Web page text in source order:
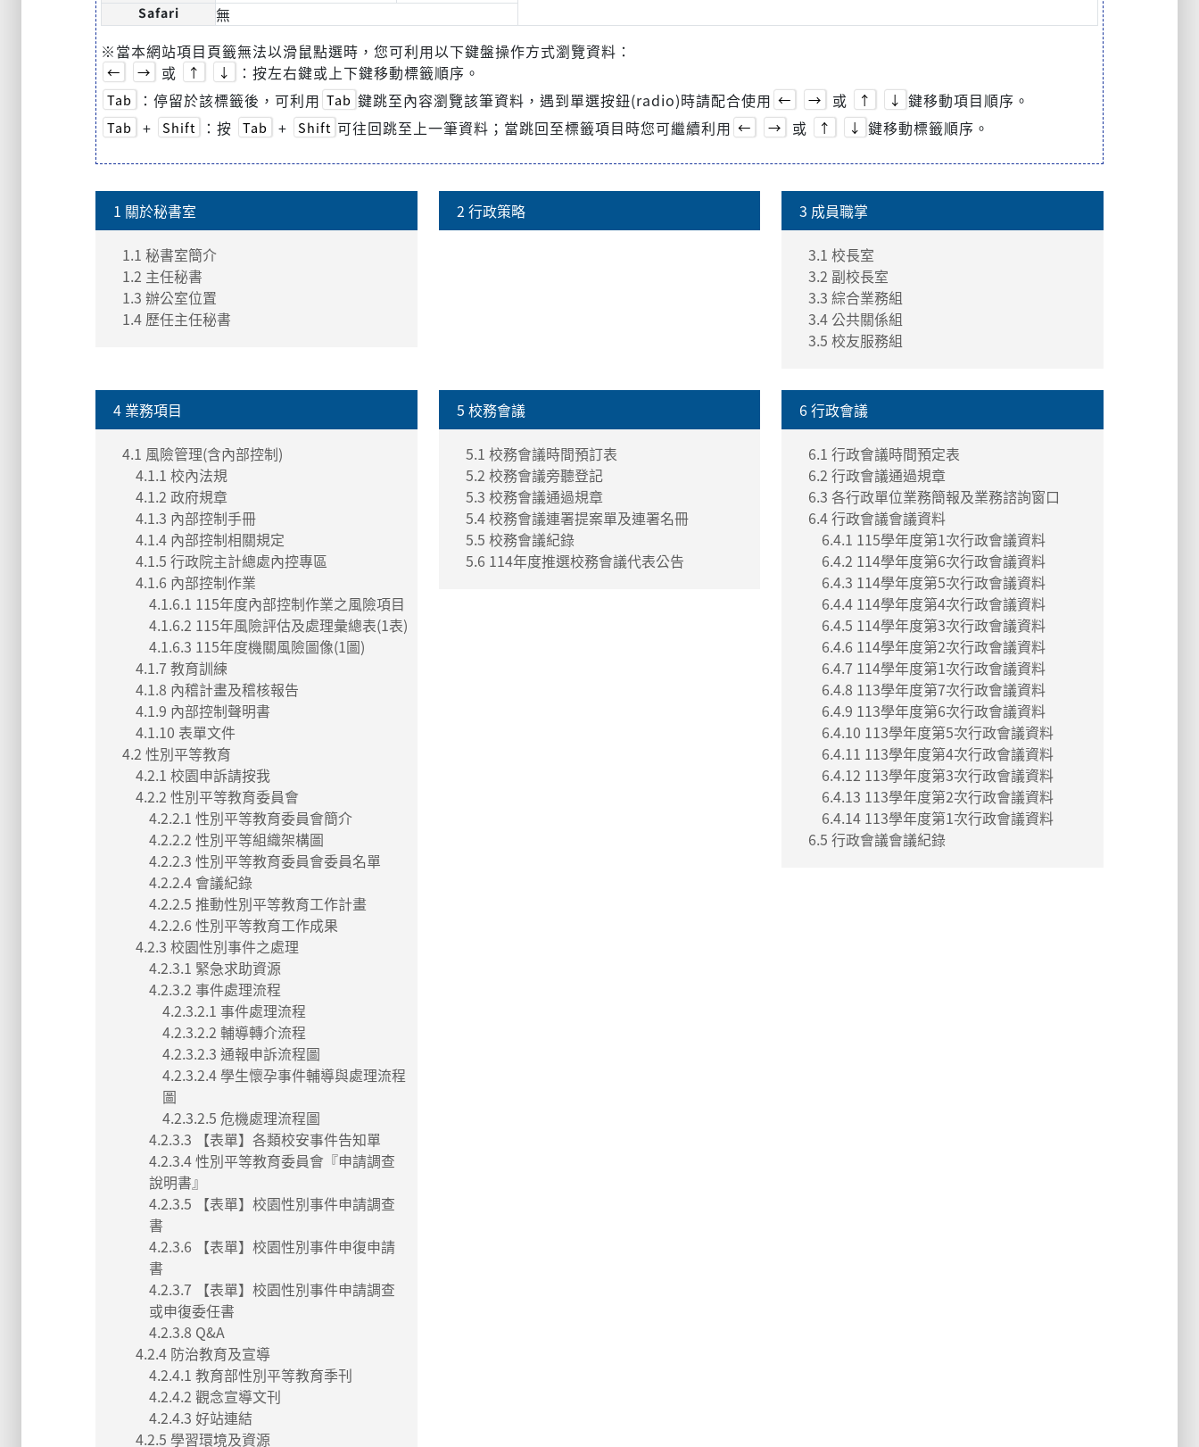
Safari
無
※當本網站項目頁籤無法以滑鼠點選時，您可利用以下鍵盤操作方式瀏覽資料：
← → 或 ↑ ↓ ：按左右鍵或上下鍵移動標籤順序。
Tab ：停留於該標籤後，可利用 Tab 鍵跳至內容瀏覽該筆資料，遇到單選按鈕(radio)時請配合使用 ← → 或 ↑ ↓ 鍵移動項目順序。
Tab + Shift ：按 Tab + Shift 可往回跳至上一筆資料；當跳回至標籤項目時您可繼續利用 ← → 或 ↑ ↓ 鍵移動標籤順序。
1 關於秘書室
1.1 秘書室簡介
1.2 主任秘書
1.3 辦公室位置
1.4 歷任主任秘書
2 行政策略 3 成員職掌
3.1 校長室
3.2 副校長室
3.3 綜合業務組
3.4 公共關係組
3.5 校友服務組
4 業務項目
4.1 風險管理(含內部控制)
4.1.1 校內法規
4.1.2 政府規章
4.1.3 內部控制手冊
4.1.4 內部控制相關規定
4.1.5 行政院主計總處內控專區
4.1.6 內部控制作業
4.1.6.1 115年度內部控制作業之風險項目
4.1.6.2 115年風險評估及處理彙總表(1表)
4.1.6.3 115年度機關風險圖像(1圖)
4.1.7 教育訓練
4.1.8 內稽計畫及稽核報告
4.1.9 內部控制聲明書
4.1.10 表單文件
4.2 性別平等教育
4.2.1 校園申訴請按我
4.2.2 性別平等教育委員會
4.2.2.1 性別平等教育委員會簡介
4.2.2.2 性別平等組織架構圖
4.2.2.3 性別平等教育委員會委員名單
4.2.2.4 會議紀錄
4.2.2.5 推動性別平等教育工作計畫
4.2.2.6 性別平等教育工作成果
4.2.3 校園性別事件之處理
4.2.3.1 緊急求助資源
4.2.3.2 事件處理流程
4.2.3.2.1 事件處理流程
4.2.3.2.2 輔導轉介流程
4.2.3.2.3 通報申訴流程圖
4.2.3.2.4 學生懷孕事件輔導與處理流程
圖
4.2.3.2.5 危機處理流程圖
4.2.3.3 【表單】各類校安事件告知單
4.2.3.4 性別平等教育委員會『申請調查
說明書』
4.2.3.5 【表單】校園性別事件申請調查
書
4.2.3.6 【表單】校園性別事件申復申請
書
4.2.3.7 【表單】校園性別事件申請調查
或申復委任書
4.2.3.8 Q&A
4.2.4 防治教育及宣導
4.2.4.1 教育部性別平等教育季刊
4.2.4.2 觀念宣導文刊
4.2.4.3 好站連結
4.2.5 學習環境及資源
5 校務會議
5.1 校務會議時間預訂表
5.2 校務會議旁聽登記
5.3 校務會議通過規章
5.4 校務會議連署提案單及連署名冊
5.5 校務會議紀錄
5.6 114年度推選校務會議代表公告
6 行政會議
6.1 行政會議時間預定表
6.2 行政會議通過規章
6.3 各行政單位業務簡報及業務諮詢窗口
6.4 行政會議會議資料
6.4.1 115學年度第1次行政會議資料
6.4.2 114學年度第6次行政會議資料
6.4.3 114學年度第5次行政會議資料
6.4.4 114學年度第4次行政會議資料
6.4.5 114學年度第3次行政會議資料
6.4.6 114學年度第2次行政會議資料
6.4.7 114學年度第1次行政會議資料
6.4.8 113學年度第7次行政會議資料
6.4.9 113學年度第6次行政會議資料
6.4.10 113學年度第5次行政會議資料
6.4.11 113學年度第4次行政會議資料
6.4.12 113學年度第3次行政會議資料
6.4.13 113學年度第2次行政會議資料
6.4.14 113學年度第1次行政會議資料
6.5 行政會議會議紀錄